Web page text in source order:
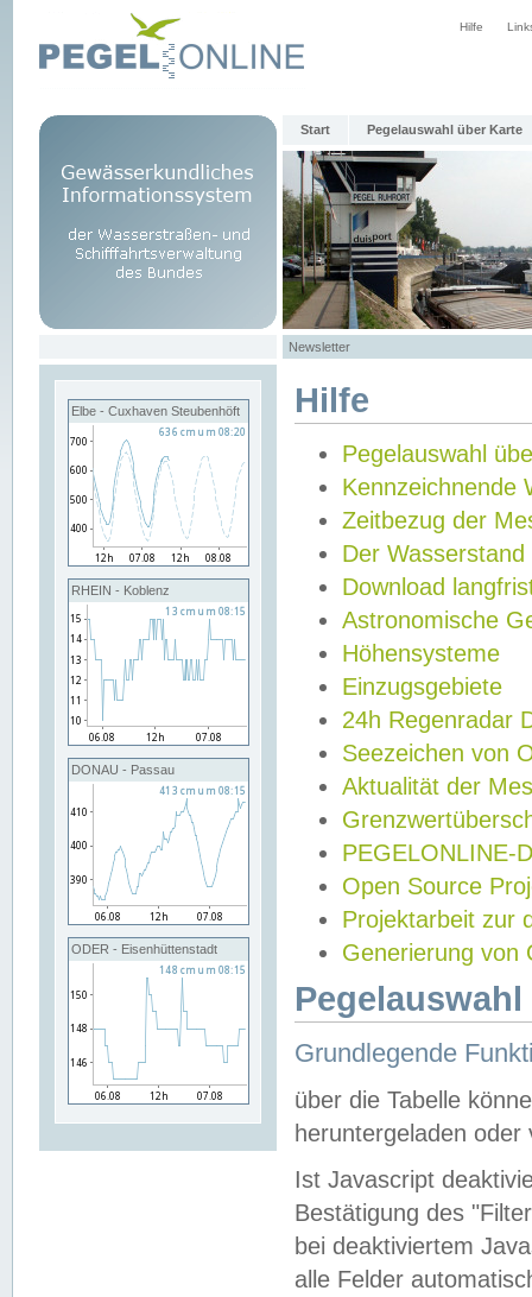
Hilfe
Start Pegelauswahl über Karte
Newsletter
Elbe - Cuxhaven Steubenhöft
RHEIN - Koblenz
DONAU - Passau
ODER - Eisenhüttenstadt
Hilfe
Pegelauswahl
Kennzeichnende
Zeitbezug der
Der Wasserstand
Download
Astronomische
Höhensysteme
Einzugsgebiete
24h Regenradar
Seezeichen von
Aktualität der
PEGELONLINE-
Open Source
Projektarbeit zur
Generierung von
Grundlegende
über die Tabelle
heruntergeladen oder
Ist Javascript
Bestätigung des
bei deaktiviertem
alle Felder